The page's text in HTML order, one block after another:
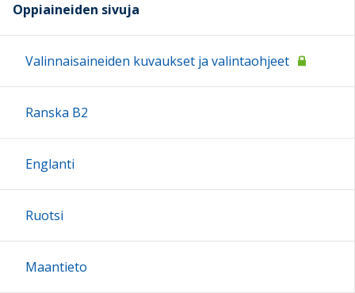
Oppiaineiden sivuja
Valinnaisaineiden kuvaukset ja valintaohjeet
Ranska B2
Englanti
Ruotsi
Maantieto